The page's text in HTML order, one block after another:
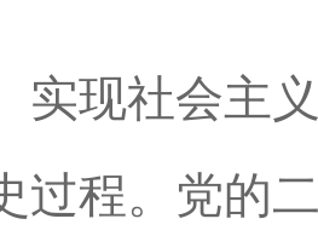
现社会主义
过程。党的